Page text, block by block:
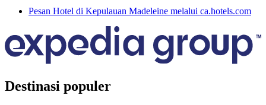
Pesan Hotel di Kepulauan Madeleine melalui ca.hotels.com
Destinasi populer